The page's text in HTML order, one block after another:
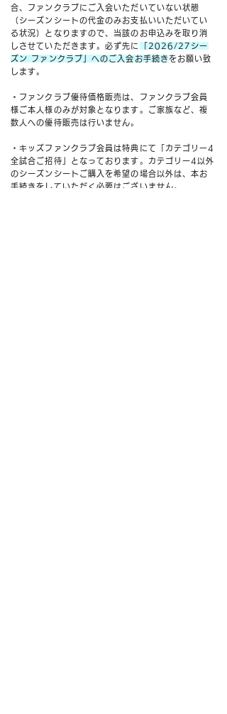
合、ファンクラブにご入会いただいていない状態
（シーズンシートの代金のみお支払いいただいてい
る状況）となりますので、当該のお申込みを取り消
しさせていただきます。必ず先に
「2026/27シー
ズン ファンクラブ」へのご入会お手続き をお願い致
します。
・ファンクラブ優待価格販売は、ファンクラブ会員
様ご本人様のみが対象となります。ご家族など、複
数人への優待販売は行いません。
・キッズファンクラブ会員は特典にて「カテゴリー4
全試合ご招待」となっております。カテゴリー4以外
のシーズンシートご購入を希望の場合以外は、本お
手続きをしていただく必要はございません。